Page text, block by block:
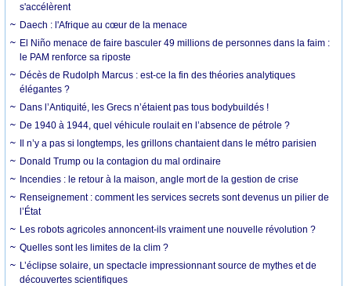
s'accélèrent
Daech : l'Afrique au cœur de la menace
El Niño menace de faire basculer 49 millions de personnes dans la faim :
le PAM renforce sa riposte
Décès de Rudolph Marcus : est-ce la fin des théories analytiques
élégantes ?
Dans l’Antiquité, les Grecs n’étaient pas tous bodybuildés !
De 1940 à 1944, quel véhicule roulait en l’absence de pétrole ?
Il n’y a pas si longtemps, les grillons chantaient dans le métro parisien
Donald Trump ou la contagion du mal ordinaire
Incendies : le retour à la maison, angle mort de la gestion de crise
Renseignement : comment les services secrets sont devenus un pilier de
l’État
Les robots agricoles annoncent-ils vraiment une nouvelle révolution ?
Quelles sont les limites de la clim ?
L’éclipse solaire, un spectacle impressionnant source de mythes et de
découvertes scientifiques